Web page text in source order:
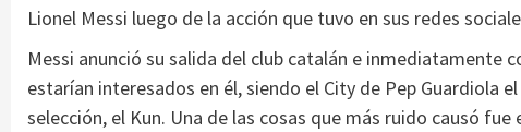
Lionel Messi luego de la acción que tuvo en sus redes
Messi anunció su salida del club catalán e inmediatamente
estarían interesados en él, siendo el City de Pep Guardiola
selección, el Kun. Una de las cosas que más ruido causó